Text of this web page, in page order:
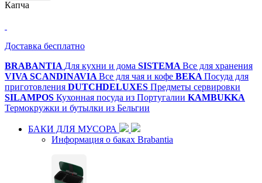
Капча
Доставка бесплатно
BRABANTIA Для кухни и дома SISTEMA Все для хранения
VIVA SCANDINAVIA Все для чая и кофе BEKA Посуда для
приготовления DUTCHDELUXES Предметы сервировки
SILAMPOS Кухонная посуда из Португалии KAMBUKKA
Термокружки и бутылки из Бельгии
БАКИ ДЛЯ МУСОРА
Информация о баках Brabantia